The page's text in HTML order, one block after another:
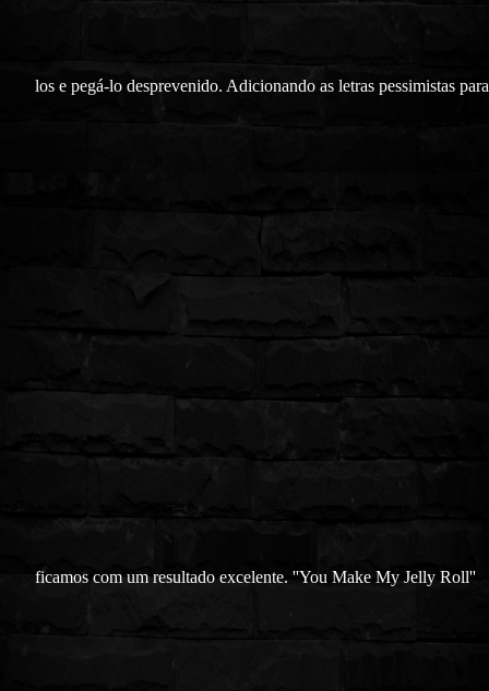
los e pegá-lo desprevenido. Adicionando as letras pessimistas
ficamos com um resultado excelente. ''You Make My Jelly Roll''